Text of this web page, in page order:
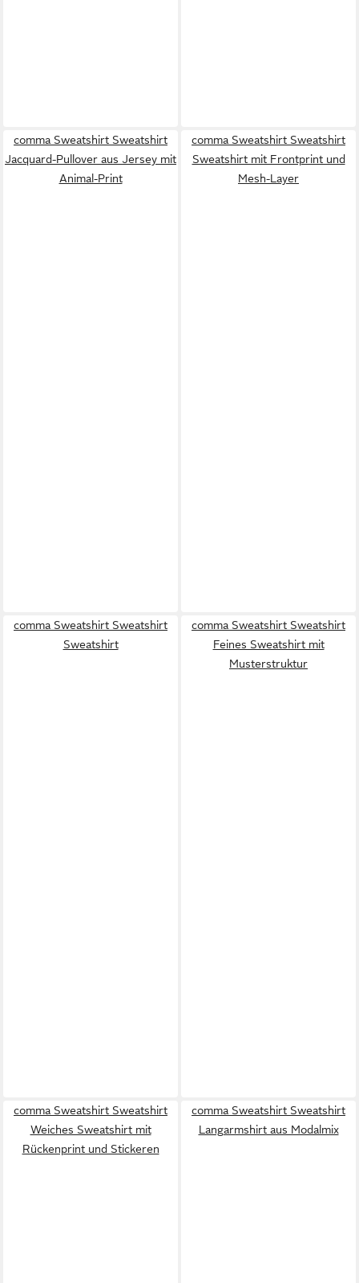
comma Sweatshirt Sweatshirt
Jacquard-Pullover aus Jersey mit
Animal-Print
comma Sweatshirt Sweatshirt
Sweatshirt mit Frontprint und
Mesh-Layer
comma Sweatshirt Sweatshirt
Sweatshirt
comma Sweatshirt Sweatshirt
Feines Sweatshirt mit
Musterstruktur
comma Sweatshirt Sweatshirt
Weiches Sweatshirt mit
Rückenprint und Stickeren
comma Sweatshirt Sweatshirt
Langarmshirt aus Modalmix